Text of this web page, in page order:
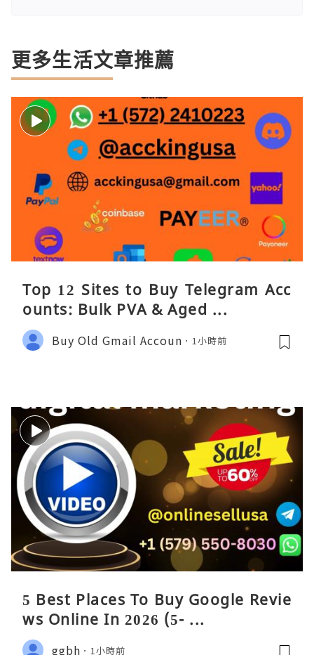
更多生活文章推薦
Top 12 Sites to Buy Telegram Acc
ounts: Bulk PVA & Aged ...
Buy Old Gmail Accoun 1小時前
5 Best Places To Buy Google Revie
ws Online In 2026 (5- ...
ggbh 1小時前